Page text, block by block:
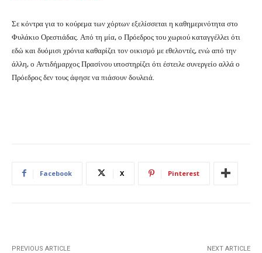
Σε κόντρα για το κούρεμα των χόρτων εξελίσσεται η καθημερινότητα στο
Φυλάκιο Ορεστιάδας. Από τη μία, ο Πρόεδρος του χωριού καταγγέλλει ότι
εδώ και δυόμισι χρόνια καθαρίζει τον οικισμό με εθελοντές, ενώ από την
άλλη, ο Αντιδήμαρχος Πρασίνου υποστηρίζει ότι έστειλε συνεργείο αλλά ο
Πρόεδρος δεν τους άφησε να πιάσουν δουλειά.
Facebook X Pinterest
PREVIOUS ARTICLE NEXT ARTICLE